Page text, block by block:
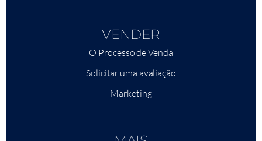
VENDER
O Processo de Venda
Solicitar uma avaliação
Marketing